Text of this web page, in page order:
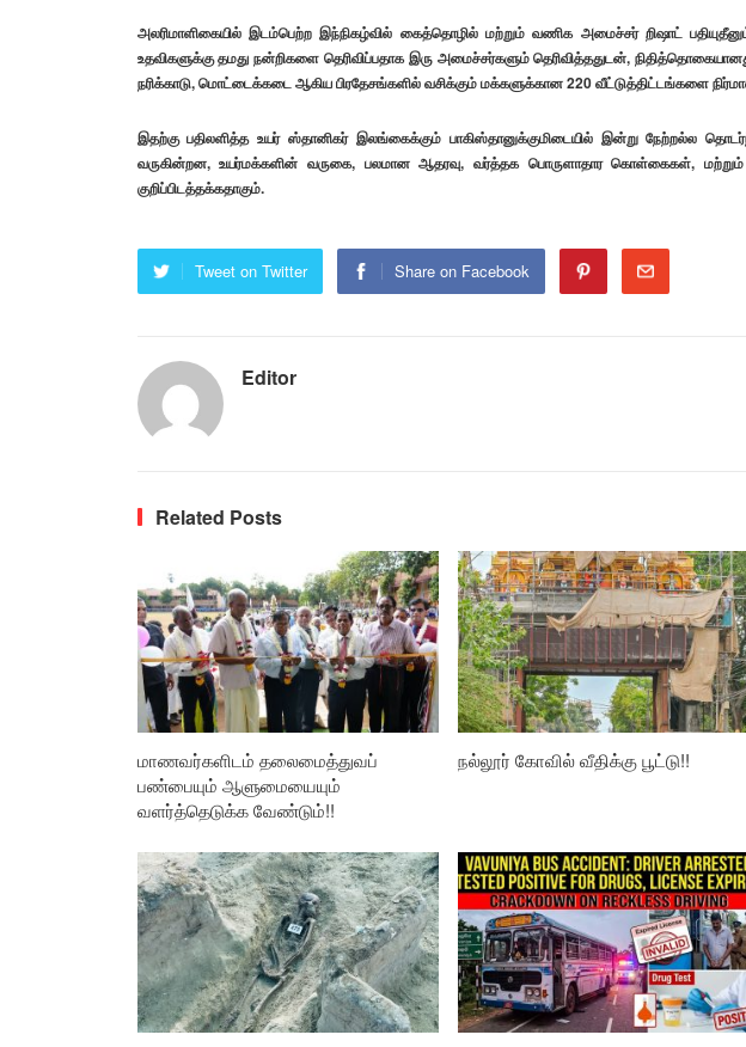
அலரிமாளிகையில் இடம்பெற்ற இந்நிகழ்வில் கைத்தொழில் மற்றும் வணிக அமைச்சர் றிஷாட்
உதவிகளுக்கு தமது நன்றிகளை தெரிவிப்பதாக இரு அமைச்சர்களும் தெரிவித்ததுடன்,
நரிக்காடு, மொட்டைக்கடை ஆகிய பிரதேசங்களில் வசிக்கும் மக்களுக்கான 220 வீட்டுத்திட்டங்களை
இதற்கு பதிலளித்த உயர் ஸ்தானிகர் இலங்கைக்கும் பாகிஸ்தானுக்குமிடையில் இன்று நேற்றல்ல
வருகின்றன, உயர்மக்களின் வருகை, பலமான ஆதரவு, வர்த்தக பொருளாதார கொள்கைகள்,
குறிப்பிடத்தக்கதாகும்.
Tweet on Twitter Share on Facebook
Editor
Related Posts
மாணவர்களிடம் தலைமைத்துவப்
பண்பையும் ஆளுமையையும்
வளர்த்தெடுக்க வேண்டும்!!
நல்லூர் கோவில் வீதிக்கு பூட்டு!!